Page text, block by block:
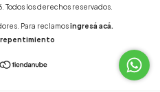
Todos los derechos reservados.
Para reclamosingresá acá.